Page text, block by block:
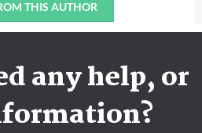
THIS AUTHOR
any help, or